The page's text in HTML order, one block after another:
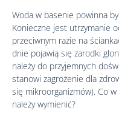
Woda w basenie powinna
Konieczne jest utrzymanie
przeciwnym razie na
dnie pojawią się zarodki
należy do przyjemnych
stanowi zagrożenie dla
się mikroorganizmów). Co
należy wymienić?